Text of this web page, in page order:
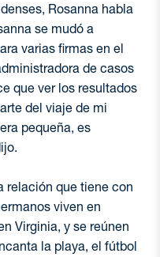
Rosanna habla
se mudó a
varias firmas en el
de casos
que ver los resultados
del viaje de mi
pequeña, es
relación que tiene con
viven en
Virginia, y se reúnen
la playa, el fútbol